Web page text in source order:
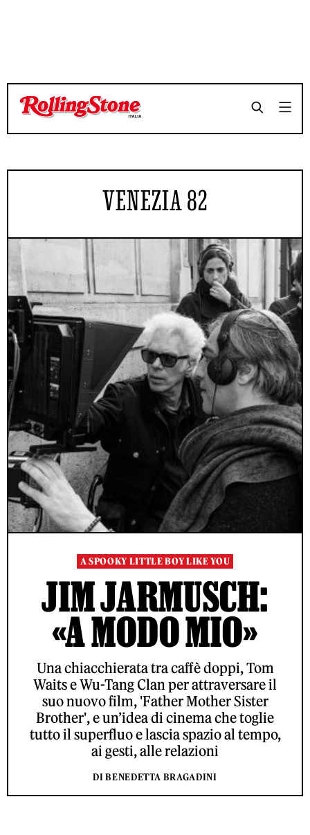
VENEZIA 82
A SPOOKY LITTLE BOY LIKE YOU
JIM JARMUSCH:
«A MODO MIO»
Una chiacchierata tra caffè doppi, Tom
Waits e Wu-Tang Clan per attraversare il
suo nuovo film, 'Father Mother Sister
Brother', e un’idea di cinema che toglie
tutto il superfluo e lascia spazio al tempo,
ai gesti, alle relazioni
DI BENEDETTA BRAGADINI